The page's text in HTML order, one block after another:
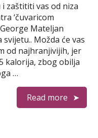
a
r
e
zaštititi vas od niza
‘čuvaricom
Mateljan
Možda će vas
od najhranjivijih, jer
kalorija, zbog obilja
…
Read more